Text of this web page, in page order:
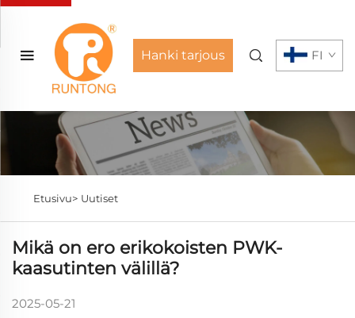
Hanki tarjous FI
Etusivu> Uutiset
Mikä on ero erikokoisten PWK-
kaasutinten välillä?
2025-05-21